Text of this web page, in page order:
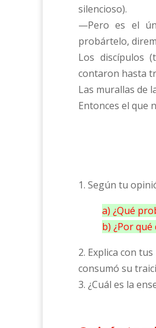
silencioso).
—Pero es el
probártelo,
Los discípulos
contaron hasta
Las murallas de
Entonces el que
1. Según tu
a) ¿Qué
b) ¿Por
2. Explica con
consumó su
3. ¿Cuál es la